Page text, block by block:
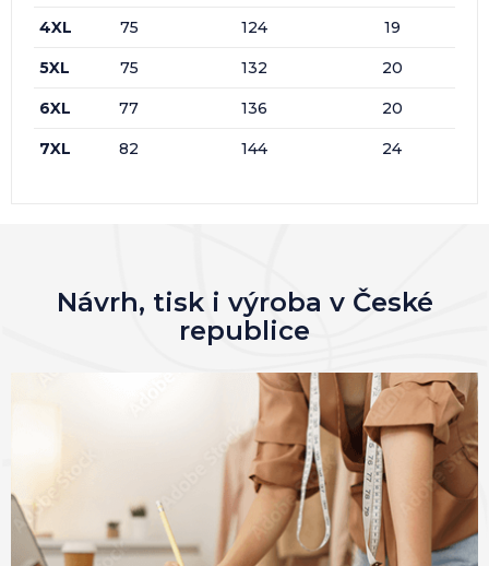
4XL 75 124 19
5XL 75 132 20
6XL 77 136 20
7XL 82 144 24
Návrh, tisk i výroba v České
republice